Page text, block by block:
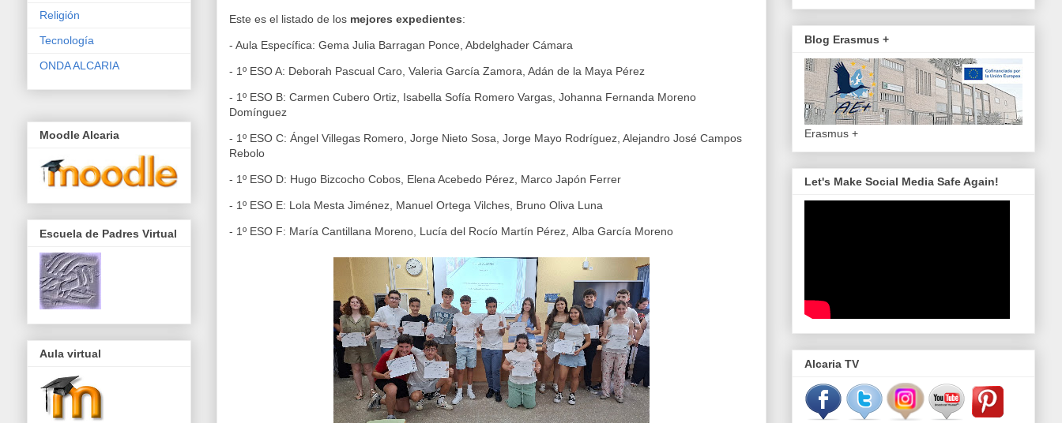
Este es el listado de los mejores expedientes:
- Aula Específica: Gema Julia Barragan Ponce, Abdelghader Cámara
- 1º ESO A: Deborah Pascual Caro, Valeria García Zamora, Adán de la Maya Pérez
- 1º ESO B: Carmen Cubero Ortiz, Isabella Sofía Romero Vargas, Johanna Fernanda Moreno
Domínguez
- 1º ESO C: Ángel Villegas Romero, Jorge Nieto Sosa, Jorge Mayo Rodríguez, Alejandro José Campos
Rebolo
- 1º ESO D: Hugo Bizcocho Cobos, Elena Acebedo Pérez, Marco Japón Ferrer
- 1º ESO E: Lola Mesta Jiménez, Manuel Ortega Vilches, Bruno Oliva Luna
- 1º ESO F: María Cantillana Moreno, Lucía del Rocío Martín Pérez, Alba García Moreno
Religión
Tecnología
ONDA ALCARIA
Moodle Alcaria
Escuela de Padres Virtual
Aula virtual
Blog Erasmus +
Erasmus +
Let's Make Social Media Safe Again!
Alcaria TV